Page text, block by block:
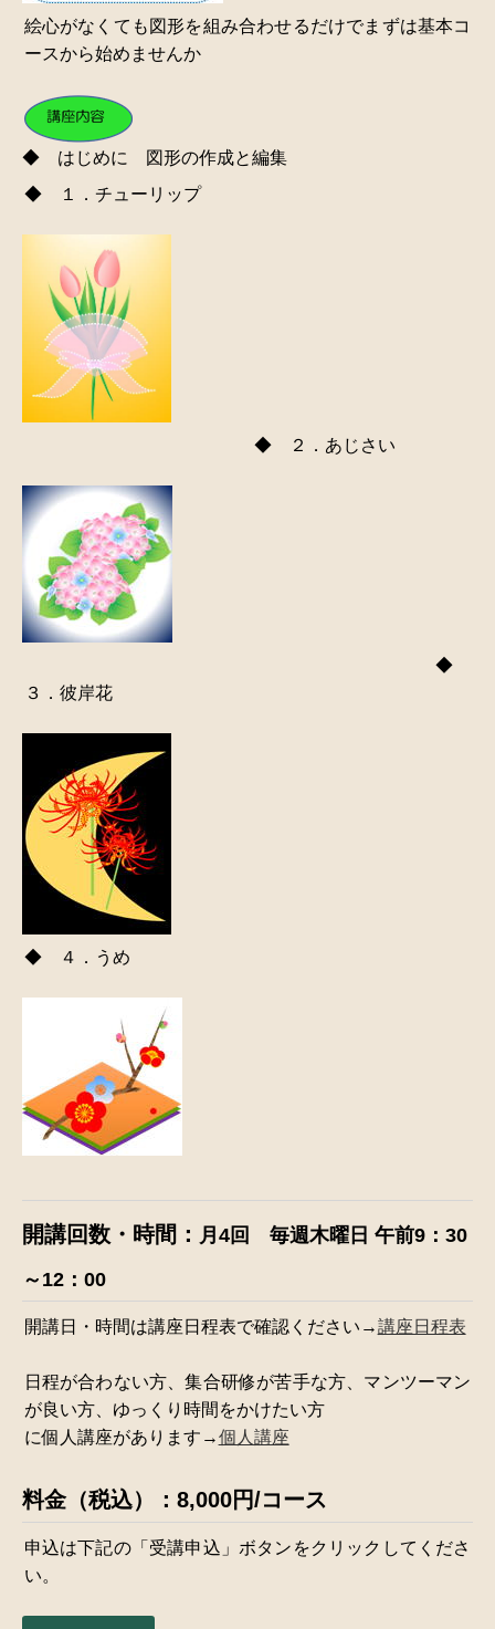
絵心がなくても図形を組み合わせるだけでまずは基本コ
ースから始めませんか
◆ はじめに 図形の作成と編集
◆ １．チューリップ
◆ ２．あじさい
◆
３．彼岸花
◆ ４．うめ
開講回数・時間： 月4回 毎週木曜日 午前9：30
～12：00
開講日・時間は講座日程表で確認ください→講座日程表
日程が合わない方、集合研修が苦手な方、マンツーマン
が良い方、ゆっくり時間をかけたい方
に個人講座があります→個人講座
料金（税込）：8,000円/コース
申込は下記の「受講申込」ボタンをクリックしてくださ
い。